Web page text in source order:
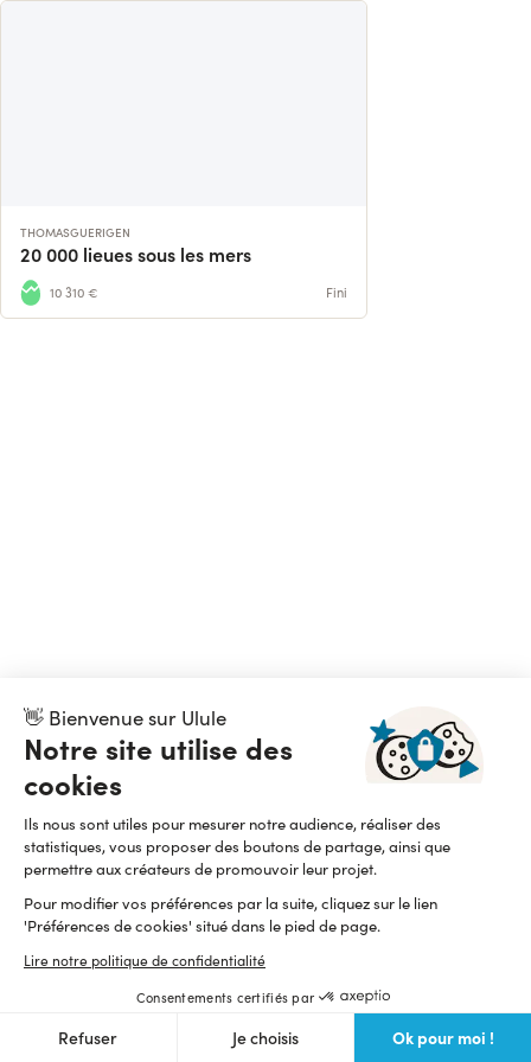
👋 Bienvenue sur Ulule
Notre site utilise des
cookies
Ils nous sont utiles pour mesurer notre audience, réaliser des
statistiques, vous proposer des boutons de partage, ainsi que
permettre aux créateurs de promouvoir leur projet.
Pour modifier vos préférences par la suite, cliquez sur le lien
'Préférences de cookies' situé dans le pied de page.
Lire notre politique de confidentialité
Consentements certifiés par
Refuser Je choisis Ok pour moi !
THOMASGUERIGEN
20 000 lieues sous les mers
10 310 € Fini